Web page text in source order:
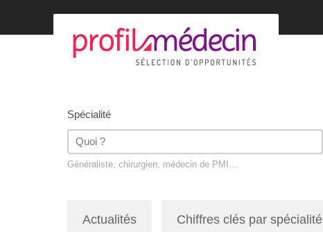
Spécialité
Généraliste, chirurgien, médecin de PMI…
Actualités Chiffres clés par spécialité